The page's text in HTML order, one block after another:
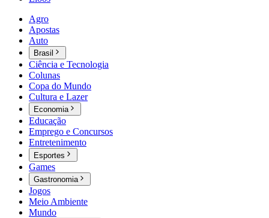
Agro
Apostas
Auto
Brasil
Ciência e Tecnologia
Colunas
Copa do Mundo
Cultura e Lazer
Economia
Educação
Emprego e Concursos
Entretenimento
Esportes
Games
Gastronomia
Jogos
Meio Ambiente
Mundo